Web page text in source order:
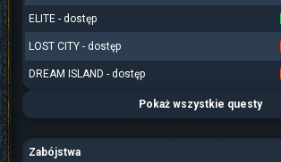
ELITE - dostęp
LOST CITY - dostęp
DREAM ISLAND - dostęp
Pokaż wszystkie questy
Zabójstwa